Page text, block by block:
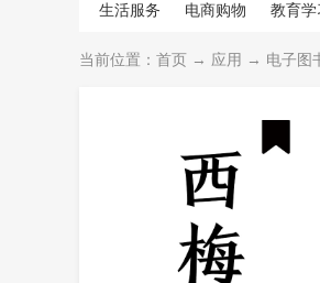
生活服务 电商购物 教育学
娱乐资讯
当前位置： 首页 → 应用 → 电子图